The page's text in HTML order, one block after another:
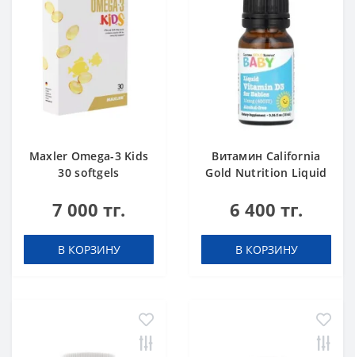
Maxler Omega-3 Kids
30 softgels
7 000 тг.
В КОРЗИНУ
Витамин California
Gold Nutrition Liquid
Babies, 10 мкг 400 IU
6 400 тг.
В КОРЗИНУ